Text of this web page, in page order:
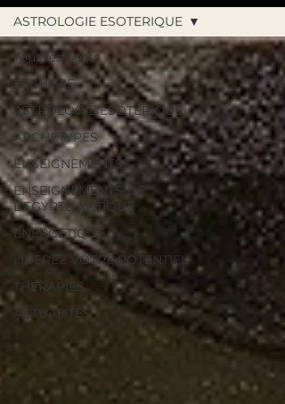
Tous les posts
ALCHIMIE
ASTROLOGIE ESOTERIQUE
ARCHETYPES
ENSEIGNEMENTS
ENSEIGNEMENTS DE
L'EGYPTE ANTIQUE
ENERGETIQUE
LIBEREZ VOTRE POTENTIEL
THÉRAPIES
ACTUALITÉS
ASTROLOGIE ESOTERIQUE